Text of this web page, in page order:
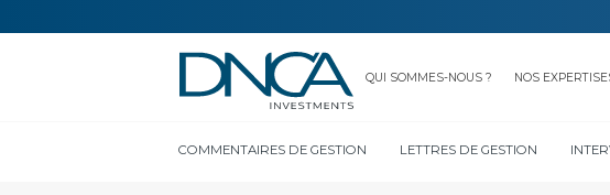
QUI SOMMES-NOUS ? NOS
COMMENTAIRES DE GESTION LETTRES DE GESTION